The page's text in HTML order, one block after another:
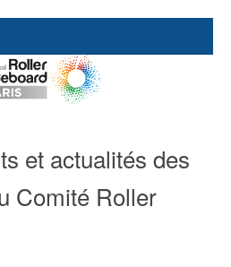
et actualités des
Comité Roller